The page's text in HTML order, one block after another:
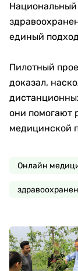
единый
Пилотный
доказал,
они помогают
медицинской
Онлайн